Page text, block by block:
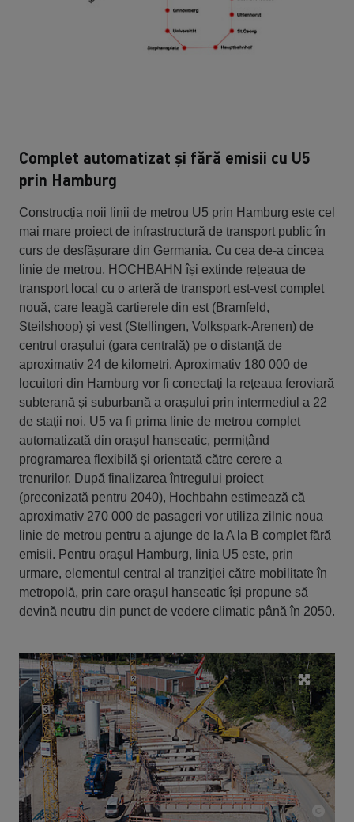
Complet automatizat și fără emisii cu U5
prin Hamburg
Construcția noii linii de metrou U5 prin Hamburg este cel
mai mare proiect de infrastructură de transport public în
curs de desfășurare din Germania. Cu cea de-a cincea
linie de metrou, HOCHBAHN își extinde rețeaua de
transport local cu o arteră de transport est-vest complet
nouă, care leagă cartierele din est (Bramfeld,
Steilshoop) și vest (Stellingen, Volkspark-Arenen) de
centrul orașului (gara centrală) pe o distanță de
aproximativ 24 de kilometri. Aproximativ 180 000 de
locuitori din Hamburg vor fi conectați la rețeaua feroviară
subterană și suburbană a orașului prin intermediul a 22
de stații noi. U5 va fi prima linie de metrou complet
automatizată din orașul hanseatic, permițând
programarea flexibilă și orientată către cerere a
trenurilor. După finalizarea întregului proiect
(preconizată pentru 2040), Hochbahn estimează că
aproximativ 270 000 de pasageri vor utiliza zilnic noua
linie de metrou pentru a ajunge de la A la B complet fără
emisii. Pentru orașul Hamburg, linia U5 este, prin
urmare, elementul central al tranziției către mobilitate în
metropolă, prin care orașul hanseatic își propune să
devină neutru din punct de vedere climatic până în 2050.